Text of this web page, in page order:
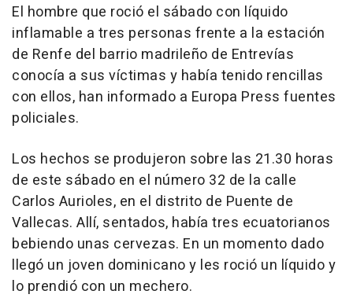
El hombre que roció el sábado con líquido
inflamable a tres personas frente a la estación
de Renfe del barrio madrileño de Entrevías
conocía a sus víctimas y había tenido rencillas
con ellos, han informado a Europa Press fuentes
policiales.
Los hechos se produjeron sobre las 21.30 horas
de este sábado en el número 32 de la calle
Carlos Aurioles, en el distrito de Puente de
Vallecas. Allí, sentados, había tres ecuatorianos
bebiendo unas cervezas. En un momento dado
llegó un joven dominicano y les roció un líquido y
lo prendió con un mechero.